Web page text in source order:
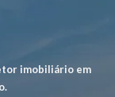
imobiliário em